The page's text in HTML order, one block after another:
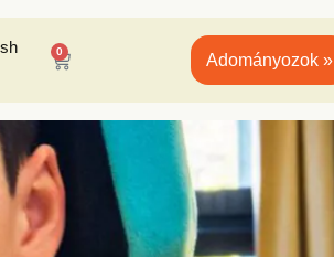
0 Adományozok »